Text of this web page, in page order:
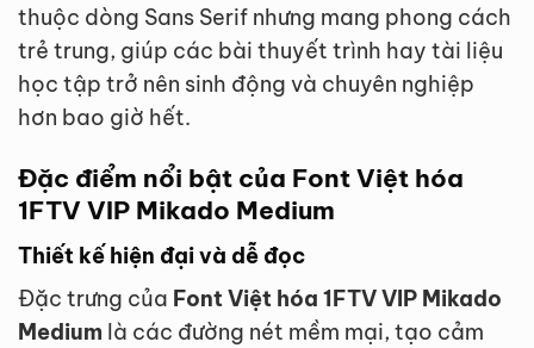
thuộc dòng Sans Serif nhưng mang phong cách
trẻ trung, giúp các bài thuyết trình hay tài liệu
học tập trở nên sinh động và chuyên nghiệp
hơn bao giờ hết.
Đặc điểm nổi bật của Font Việt hóa
1FTV VIP Mikado Medium
Thiết kế hiện đại và dễ đọc
Đặc trưng của Font Việt hóa 1FTV VIP Mikado
Medium là các đường nét mềm mại, tạo cảm